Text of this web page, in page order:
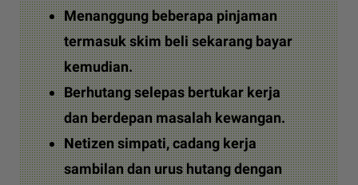
Menanggung beberapa pinjaman
termasuk skim beli sekarang bayar
kemudian.
Berhutang selepas bertukar kerja
dan berdepan masalah kewangan.
Netizen simpati, cadang kerja
sambilan dan urus hutang dengan